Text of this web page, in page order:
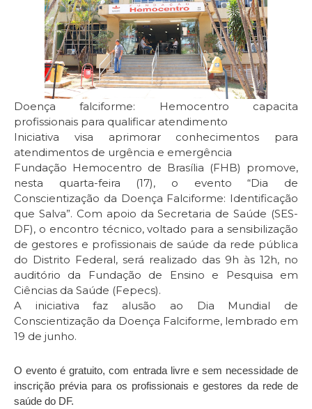
Doença falciforme: Hemocentro capacita
profissionais para qualificar atendimento
Iniciativa visa aprimorar conhecimentos para
atendimentos de urgência e emergência
Fundação Hemocentro de Brasília (FHB) promove,
nesta quarta-feira (17), o evento “Dia de
Conscientização da Doença Falciforme: Identificação
que Salva”. Com apoio da Secretaria de Saúde (SES-
DF), o encontro técnico, voltado para a sensibilização
de gestores e profissionais de saúde da rede pública
do Distrito Federal, será realizado das 9h às 12h, no
auditório da Fundação de Ensino e Pesquisa em
Ciências da Saúde (Fepecs).
A iniciativa faz alusão ao Dia Mundial de
Conscientização da Doença Falciforme, lembrado em
19 de junho.
O evento é gratuito, com entrada livre e sem necessidade de
inscrição prévia para os profissionais e gestores da rede de
saúde do DF.